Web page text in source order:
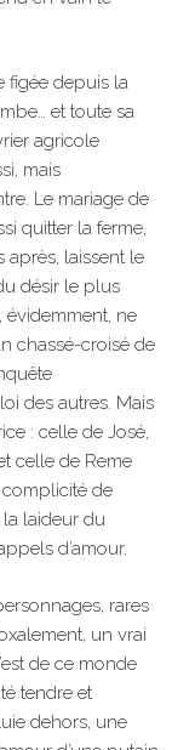
figée depuis la
et toute sa
agricole
mais
Le mariage de
quitter la ferme,
après, laissent le
désir le plus
évidemment, ne
chassé-croisé de
des autres. Mais
: celle de José,
celle de Reme
de
la laideur du
d’amour.
rares
un vrai
de ce monde
tendre et
dehors, une